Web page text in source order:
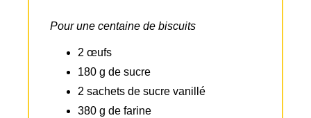
Pour une centaine de biscuits
2 œufs
180 g de sucre
2 sachets de sucre vanillé
380 g de farine